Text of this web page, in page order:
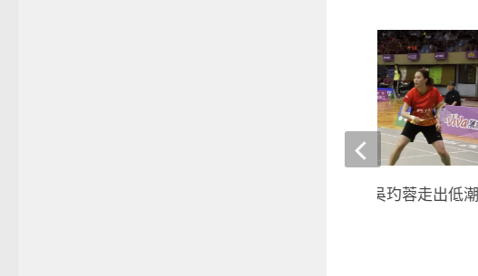
羽球》女雙許雅晴/吳玓蓉走出低潮